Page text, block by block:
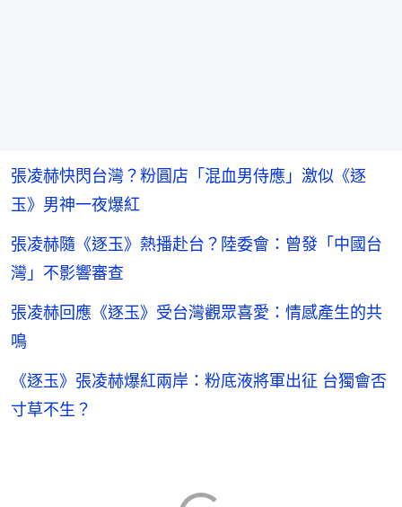
張凌赫快閃台灣？粉圓店「混血男侍應」激似《逐
玉》男神一夜爆紅
張凌赫隨《逐玉》熱播赴台？陸委會：曾發「中國台
灣」不影響審查
張凌赫回應《逐玉》受台灣觀眾喜愛：情感產生的共
鳴
《逐玉》張凌赫爆紅兩岸：粉底液將軍出征 台獨會否
寸草不生？